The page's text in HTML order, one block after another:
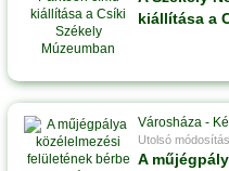
kiállítása a
Városháza -
Utolsó
A